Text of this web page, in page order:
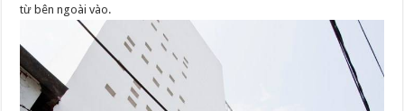
từ bên ngoài vào.